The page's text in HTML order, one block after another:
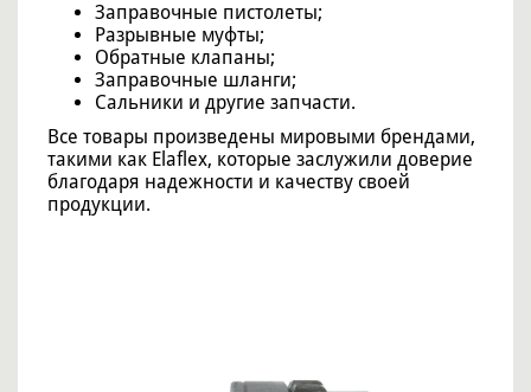
Заправочные пистолеты;
Разрывные муфты;
Обратные клапаны;
Заправочные шланги;
Сальники и другие запчасти.
Все товары произведены мировыми брендами,
такими как Elaflex, которые заслужили доверие
благодаря надежности и качеству своей
продукции.